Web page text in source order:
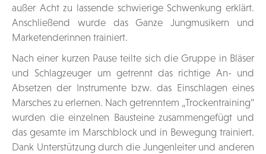
außer Acht zu lassende schwierige Schwenkung erklärt.
Anschließend wurde das Ganze Jungmusikern und
Marketenderinnen trainiert.
Nach einer kurzen Pause teilte sich die Gruppe in Bläser
und Schlagzeuger um getrennt das richtige An- und
Absetzen der Instrumente bzw. das Einschlagen eines
Marsches zu erlernen. Nach getrenntem „Trockentraining“
wurden die einzelnen Bausteine zusammengefügt und
das gesamte im Marschblock und in Bewegung trainiert.
Dank Unterstützung durch die Jungenleiter und anderen